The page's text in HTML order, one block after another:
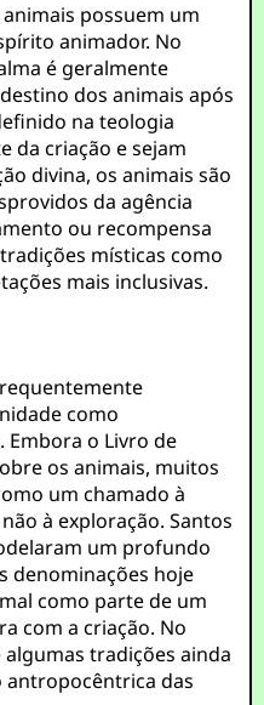
possuem um
animador. No
é geralmente
dos animais após
na teologia
da criação e sejam
divina, os animais são
da agência
ou recompensa
místicas como
mais inclusivas.
como
o Livro de
os animais, muitos
um chamado à
à exploração. Santos
um profundo
denominações hoje
como parte de um
com a criação. No
tradições ainda
das